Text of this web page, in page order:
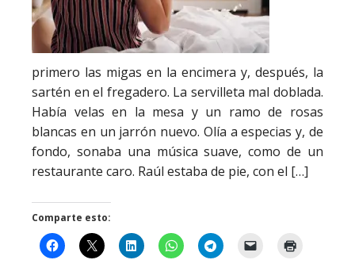
primero las migas en la encimera y, después, la
sartén en el fregadero. La servilleta mal doblada.
Había velas en la mesa y un ramo de rosas
blancas en un jarrón nuevo. Olía a especias y, de
fondo, sonaba una música suave, como de un
restaurante caro. Raúl estaba de pie, con el […]
Comparte esto: